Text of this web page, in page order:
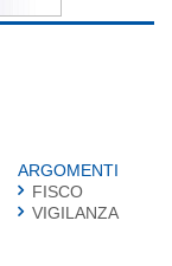
ARGOMENTI
FISCO
VIGILANZA